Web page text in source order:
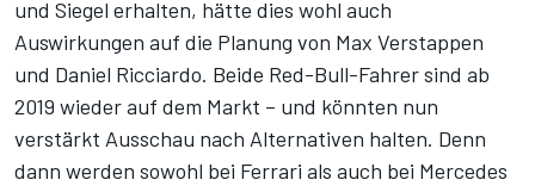
und Siegel erhalten, hätte dies wohl auch
Auswirkungen auf die Planung von Max Verstappen
und Daniel Ricciardo. Beide Red-Bull-Fahrer sind ab
2019 wieder auf dem Markt – und könnten nun
verstärkt Ausschau nach Alternativen halten. Denn
dann werden sowohl bei Ferrari als auch bei Mercedes